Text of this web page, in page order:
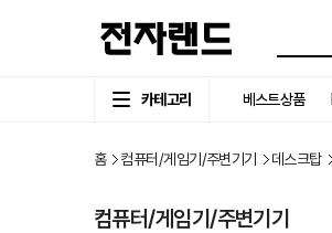
카테고리 베스트상품
홈 컴퓨터/게임기/주변기기 데스크탑
컴퓨터/게임기/주변기기